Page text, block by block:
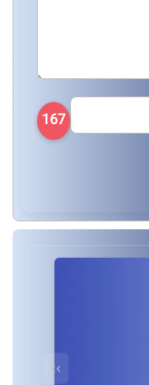
167
››